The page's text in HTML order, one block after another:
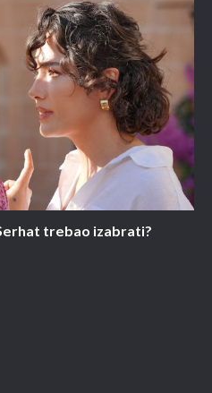
trebao izabrati?